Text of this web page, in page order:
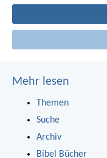
Mehr lesen
Themen
Suche
Archiv
Bibel Bücher